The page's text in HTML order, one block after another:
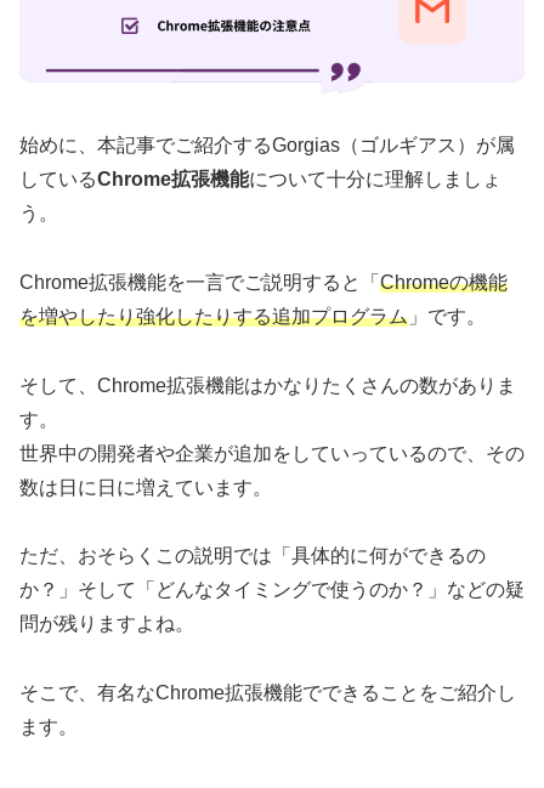
始めに、本記事でご紹介するGorgias（ゴルギアス）が属
しているChrome拡張機能について十分に理解しましょ
う。
Chrome拡張機能を一言でご説明すると「 Chromeの機能
を増やしたり強化したりする追加プログラム 」です。
そして、Chrome拡張機能はかなりたくさんの数がありま
す。
世界中の開発者や企業が追加をしていっているので、その
数は日に日に増えています。
ただ、おそらくこの説明では「具体的に何ができるの
か？」そして「どんなタイミングで使うのか？」などの疑
問が残りますよね。
そこで、有名なChrome拡張機能でできることをご紹介し
ます。